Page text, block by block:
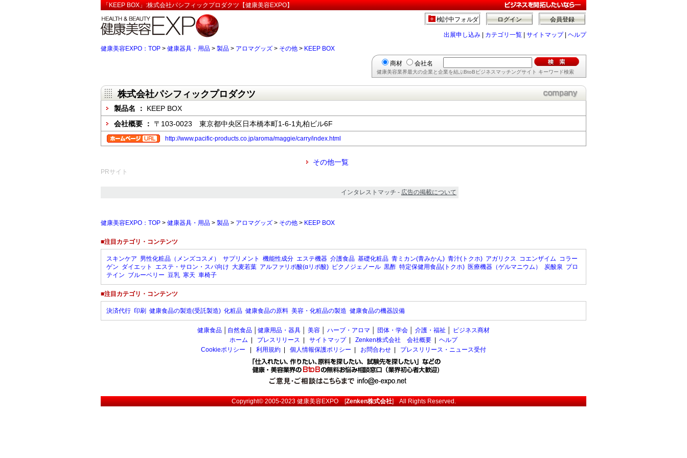
「KEEP BOX」:株式会社パシフィックプロダクツ【健康美容EXPO】
会員登録
ログイン
検討中フォルダ
出展申し込み カテゴリ一覧 サイトマップ| ヘルプ
健康美容EXPO：TOP > 健康器具・用品 > 製品 > アロマグッズ > その他 > KEEP BOX
商材 会社名
健康美容業界最大の企業と企業を結ぶBtoBビジネスマッチングサイト キーワード検索
株式会社パシフィックプロダクツ
製品名 ： KEEP BOX
会社概要 ： 〒103-0023 東京都中央区日本橋本町1-6-1丸柏ビル6F
http://www.pacific-products.co.jp/aroma/maggie/carry/index.html
その他一覧
PRサイト
インタレストマッチ - 広告の掲載について
健康美容EXPO：TOP > 健康器具・用品 > 製品 > アロマグッズ > その他 > KEEP BOX
■注目カテゴリ・コンテンツ
スキンケア 男性化粧品（メンズコスメ） サプリメント 機能性成分 エステ機器 介護食品 基礎化粧品 青ミカン(青みかん) 青汁(トクホ) アガリクス コエンザイム コラー
ゲン ダイエット エステ・サロン・スパ向け 大麦若葉 アルファリポ酸(αリポ酸) ピクノジェノール 黒酢 特定保健用食品(トクホ) 医療機器（ゲルマニウム） 炭酸泉 プロ
テイン ブルーベリー 豆乳 寒天 車椅子
■注目カテゴリ・コンテンツ
決済代行 印刷 健康食品の製造(受託製造) 化粧品 健康食品の原料 美容・化粧品の製造 健康食品の機器設備
健康食品 自然食品 健康用品・器具 美容 ハーブ・アロマ 団体・学会 介護・福祉
ビジネス商材
ホーム
プレスリリース サイトマップ| Zenken株式会社 会社概要
ヘルプ
Cookieポリシー
利用規約 個人情報保護ポリシー お問合わせ プレスリリース・ニュース受付
Copyright© 2005-2023健康美容EXPO[Zenken株式会社] All Rights Reserved.